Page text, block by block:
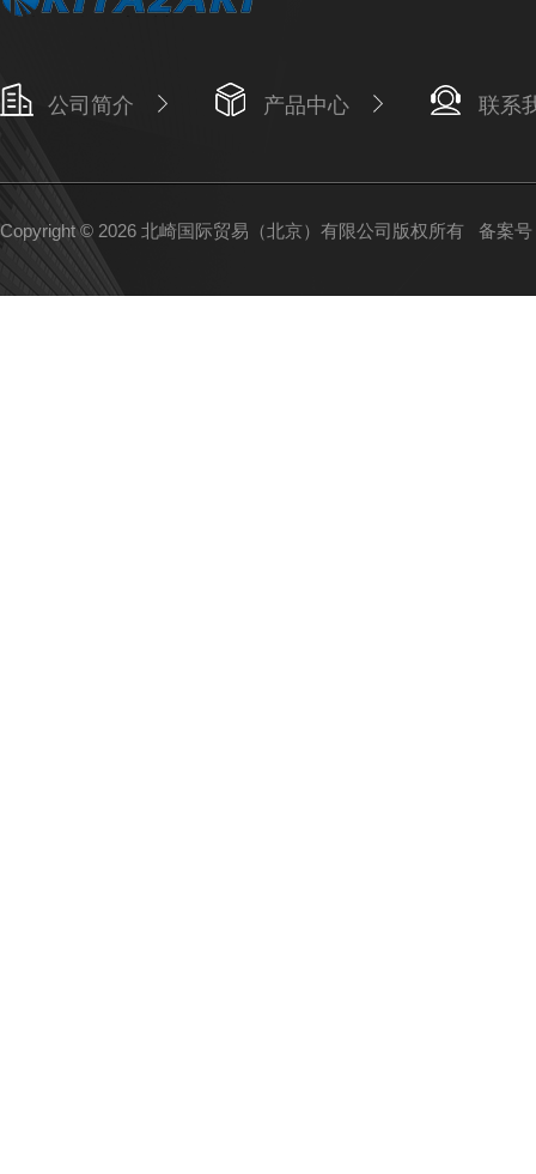
公司简介 产品中心 联系
Copyright © 2026 北崎国际贸易（北京）有限公司版权所有 备案号